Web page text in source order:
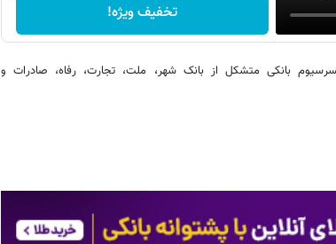
تخفیف ویژه!
بانکی متشکل از بانک شهر، ملت، تجارت، رفاه، صادرات و